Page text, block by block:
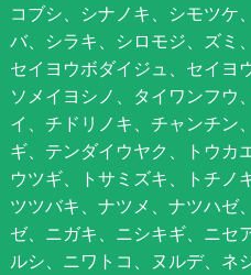
コブシ、シナノキ、シモツケ
バ、シラキ、シロモジ、ズミ
セイヨウボダイジュ、セイヨ
ソメイヨシノ、タイワンフウ
イ、チドリノキ、チャンチン
ギ、テンダイウヤク、トウカ
ウツギ、トサミズキ、トチノ
ツツバキ、ナツメ、ナツハゼ
ゼ、ニガキ、ニシキギ、ニセ
ルシ、ニワトコ、ヌルデ、ネ